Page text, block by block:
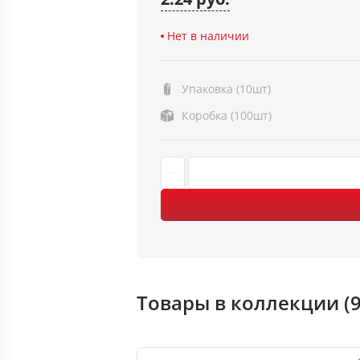
Нет в наличии
Упаковка (10шт)
Коробка (100шт)
Товары в коллекции